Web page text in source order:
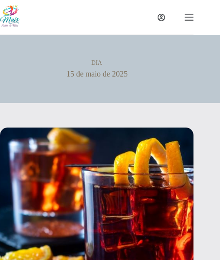
DIA
15 de maio de 2025